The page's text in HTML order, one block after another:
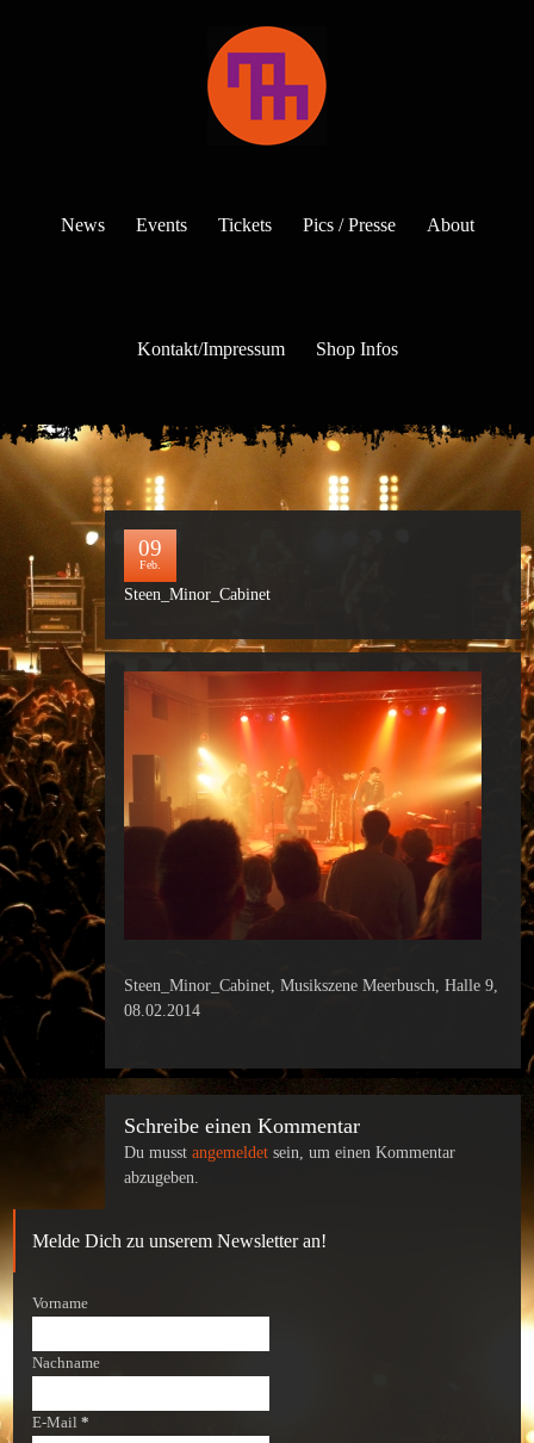
News Events Tickets Pics / Presse About
Kontakt/Impressum Shop Infos
09
Feb.
Steen_Minor_Cabinet
Steen_Minor_Cabinet, Musikszene Meerbusch, Halle 9,
08.02.2014
Schreibe einen Kommentar
Du musst angemeldet sein, um einen Kommentar
abzugeben.
Melde Dich zu unserem Newsletter an!
Vorname
Nachname
E-Mail *